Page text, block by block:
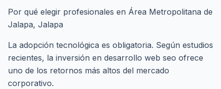
Por qué elegir profesionales en Área Metropolitana de
Jalapa, Jalapa
La adopción tecnológica es obligatoria. Según estudios
recientes, la inversión en desarrollo web seo ofrece
uno de los retornos más altos del mercado
corporativo.